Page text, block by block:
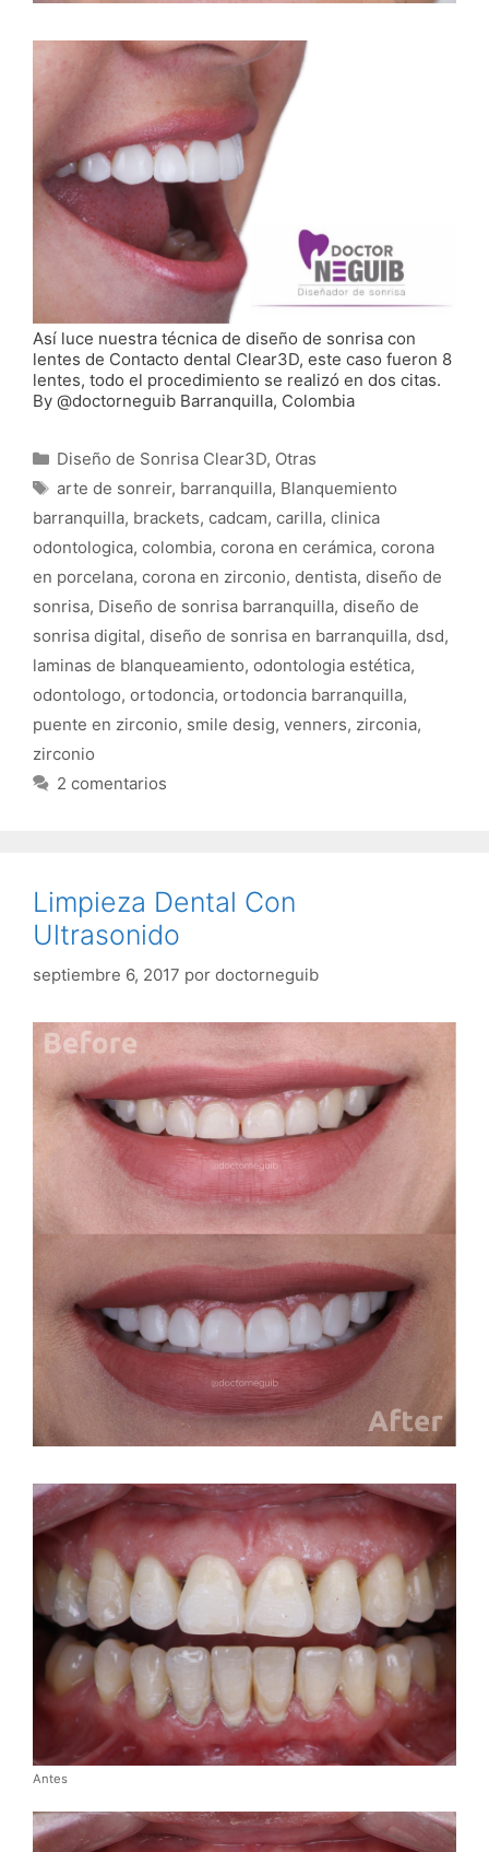
Así luce nuestra técnica de diseño de sonrisa con
lentes de Contacto dental Clear3D, este caso fueron 8
lentes, todo el procedimiento se realizó en dos citas.
By @doctorneguib Barranquilla, Colombia
Categorías
Diseño de Sonrisa Clear3D, Otras
Etiquetas
arte de sonreir, barranquilla, Blanquemiento
barranquilla, brackets, cadcam, carilla, clinica
odontologica, colombia, corona en cerámica, corona
en porcelana, corona en zirconio, dentista, diseño de
sonrisa, Diseño de sonrisa barranquilla, diseño de
sonrisa digital, diseño de sonrisa en barranquilla, dsd,
laminas de blanqueamiento, odontologia estética,
odontologo, ortodoncia, ortodoncia barranquilla,
puente en zirconio, smile desig, venners, zirconia,
zirconio
2 comentarios
Limpieza Dental Con
Ultrasonido
septiembre 6, 2017 por doctorneguib
Antes